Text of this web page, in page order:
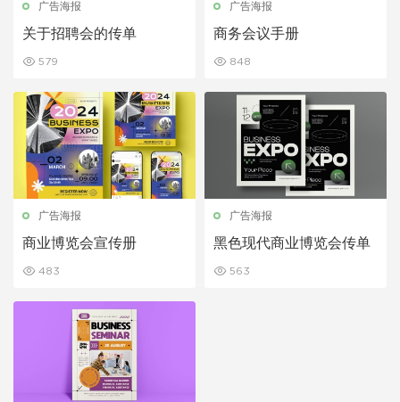
广告海报
关于招聘会的传单
579
广告海报
商务会议手册
848
广告海报
商业博览会宣传册
483
广告海报
黑色现代商业博览会传单
563